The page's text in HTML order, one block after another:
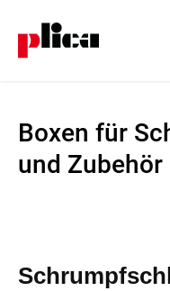
Boxen für
und Zubehör